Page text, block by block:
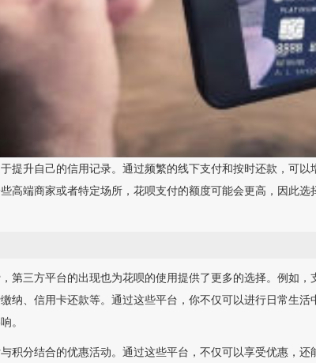
提升自己的信用记录。通过频繁的线下支付和按时还款，可
高端商家或者特定场所，花呗支付的额度可能会更高，因此
第三方平台的出现也为花呗的使用提供了更多的选择。例如
纳、信用卡还款等。通过这些平台，你不仅可以进行日常生
。
积分结合的优惠活动。通过这些平台，不仅可以享受优惠，